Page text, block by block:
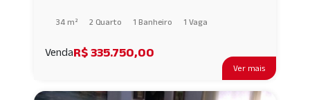
Ver mais
34 m² 2 Quarto 1 Banheiro 1 Vaga
VendaR$ 335.750,00